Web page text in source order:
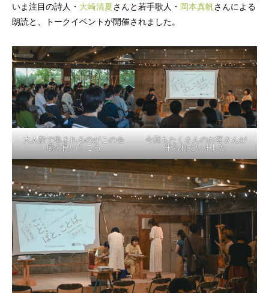
かかみがはら暮らし委員会とは？
メンバー図鑑
活動内容
寄り合い
会社概要
お問い合わせ
Instagram 最新のイベント情報を発信中
かかみがはら暮らし委員会とは？ メンバー図鑑 活動内容 寄り合
いま注目の詩人・ 大崎清夏さんと若手歌人・ 岡本真帆さんによる
朗読と、トークイベントが開催されました。
大人数で集まれるのがこの会
場の良いところ
今回もたくさんのお客さんが
来られていました